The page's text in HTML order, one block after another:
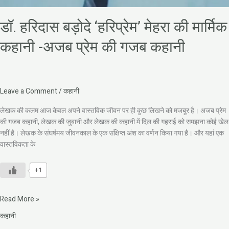
डॉ. हरिदास बड़ोदे ‘हरिप्रेम’ मेहरा की मार्मिक
कहानी -अजब प्रेम की गजब कहानी
Leave a Comment/कहानी
लेखक की कलम आज केवल अपने वास्तविक जीवन पर ही कुछ लिखने को मजबूर है। अजब प्रेम
की गजब कहानी, लेखक की जुबानी और लेखक की कहानी में दिल की गहराई को समझना कोई खेल
नहीं है। लेखक के संघर्षमय जीवनकाल के एक संक्षिप्त अंश का वर्णन किया गया है। और यहां एक
वास्तविकता के
+1
Read More »
कहानी